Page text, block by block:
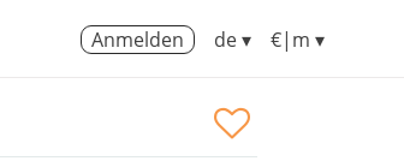
Anmelden de ▾ €|m ▾